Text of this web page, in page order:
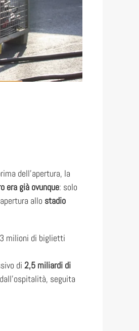
dell’apertura, la
era già ovunque: solo
allo stadio
milioni di biglietti
di 2,5 miliardi di
seguita